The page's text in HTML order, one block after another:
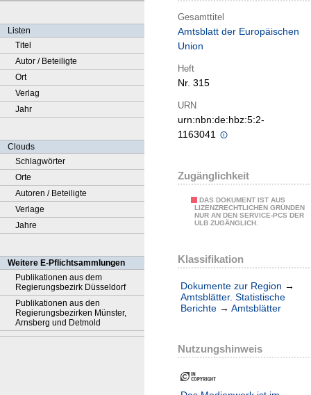
Listen
Titel
Autor / Beteiligte
Ort
Verlag
Jahr
Clouds
Schlagwörter
Orte
Autoren / Beteiligte
Verlage
Jahre
Weitere E-Pflichtsammlungen
Publikationen aus dem
Regierungsbezirk Düsseldorf
Publikationen aus den
Regierungsbezirken Münster,
Arnsberg und Detmold
Gesamttitel
Amtsblatt der Europäischen
Union
Heft
Nr. 315
URN
urn:nbn:de:hbz:5:2-
1163041
Zugänglichkeit
DAS DOKUMENT IST AUS
LIZENZRECHTLICHEN GRÜNDEN
NUR AN DEN SERVICE-PCS DER
ULB ZUGÄNGLICH.
Klassifikation
Dokumente zur Region →
Amtsblätter. Statistische
Berichte → Amtsblätter
Nutzungshinweis